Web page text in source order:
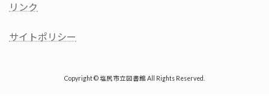
リンク
サイトポリシー
Copyright © 塩尻市立図書館 All Rights Reserved.